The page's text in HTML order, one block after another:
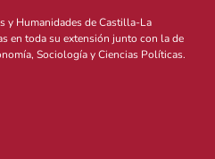
y Humanidades de Castilla-La
en toda su extensión junto con la de
Sociología y Ciencias Políticas.